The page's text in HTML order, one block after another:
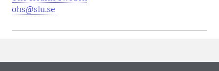
ohs@slu.se